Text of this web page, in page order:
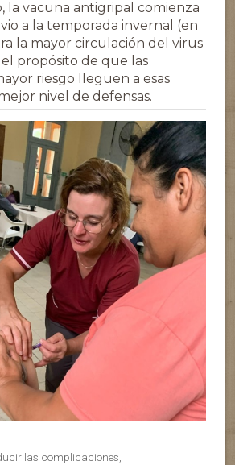
la vacuna antigripal comienza
a la temporada invernal (en
la mayor circulación del virus
propósito de que las
riesgo lleguen a esas
nivel de defensas.
las complicaciones,